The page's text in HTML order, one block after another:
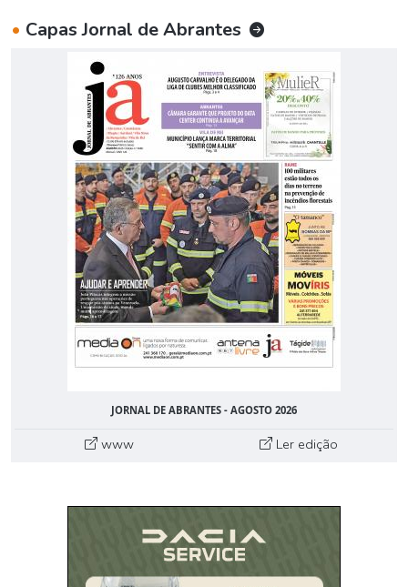
• Capas Jornal de Abrantes
JORNAL DE ABRANTES - AGOSTO 2026
www Ler edição